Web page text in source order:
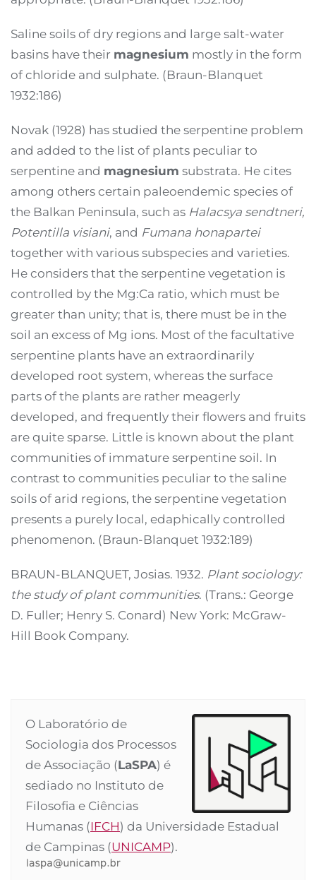
Saline soils of dry regions and large salt-water
basins have their magnesium mostly in the form
of chloride and sulphate. (Braun-Blanquet
1932:186)
Novak (1928) has studied the serpentine problem
and added to the list of plants peculiar to
serpentine and magnesium substrata. He cites
among others certain paleoendemic species of
the Balkan Peninsula, such as Halacsya sendtneri,
Potentilla visiani, and Fumana honapartei
together with various subspecies and varieties.
He considers that the serpentine vegetation is
controlled by the Mg:Ca ratio, which must be
greater than unity; that is, there must be in the
soil an excess of Mg ions. Most of the facultative
serpentine plants have an extraordinarily
developed root system, whereas the surface
parts of the plants are rather meagerly
developed, and frequently their flowers and fruits
are quite sparse. Little is known about the plant
communities of immature serpentine soil. In
contrast to communities peculiar to the saline
soils of arid regions, the serpentine vegetation
presents a purely local, edaphically controlled
phenomenon. (Braun-Blanquet 1932:189)
BRAUN-BLANQUET, Josias. 1932. Plant sociology:
the study of plant communities. (Trans.: George
D. Fuller; Henry S. Conard) New York: McGraw-
Hill Book Company.
O Laboratório de
Sociologia dos Processos
de Associação (LaSPA) é
sediado no Instituto de
Filosofia e Ciências
Humanas (IFCH) da Universidade Estadual
de Campinas (UNICAMP).